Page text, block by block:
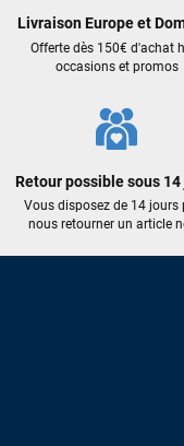
Livraison Europe et
Offerte dès 150€ d'achat
occasions et promos
Retour possible sous 14
Vous disposez de 14 jours
nous retourner un article
professionnalisme et
Cela faisait 6 mois
m'ont trouvé une
encore pour cette
Maronui RICHMOND